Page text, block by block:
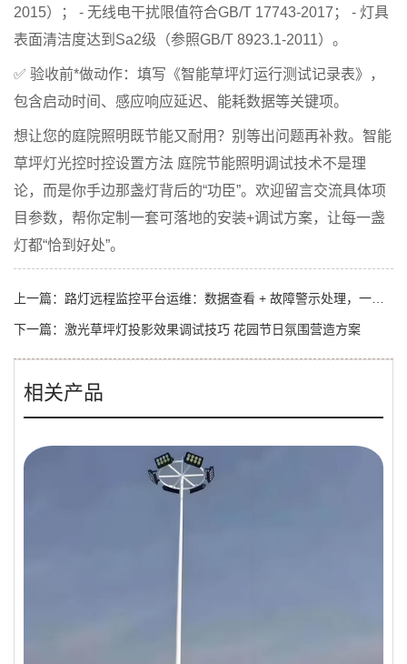
2015）； - 无线电干扰限值符合GB/T 17743-2017； - 灯具
表面清洁度达到Sa2级（参照GB/T 8923.1-2011）。
✅ 验收前*做动作：填写《智能草坪灯运行测试记录表》，
包含启动时间、感应响应延迟、能耗数据等关键项。
想让您的庭院照明既节能又耐用？别等出问题再补救。 智能
草坪灯光控时控设置方法 庭院节能照明调试技术不是理
论，而是你手边那盏灯背后的“功臣”。欢迎留言交流具体项
目参数，帮你定制一套可落地的安装+调试方案，让每一盏
灯都“恰到好处”。
上一篇： 路灯远程监控平台运维：数据查看 + 故障警示处理，一屏管全路技巧
下一篇： 激光草坪灯投影效果调试技巧 花园节日氛围营造方案
相关产品